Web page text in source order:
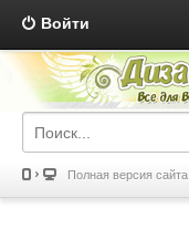
Войти
Полная версия сайта